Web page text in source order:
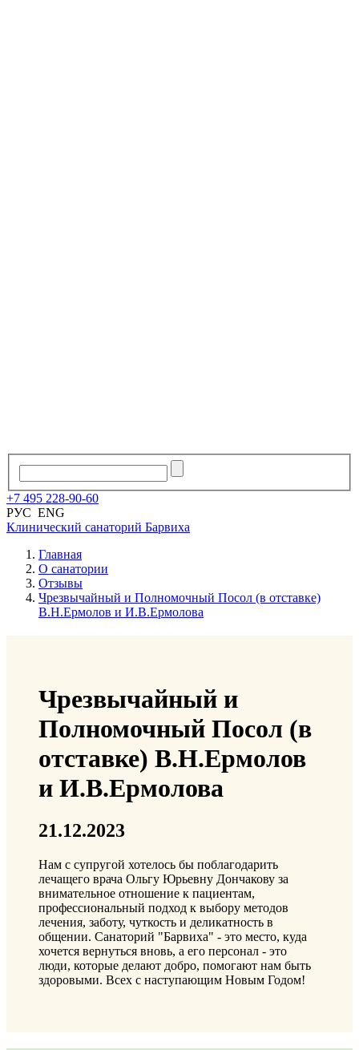
+7 495 228-90-60
РУС ENG
Клинический санаторий Барвиха
Главная
О санатории
Отзывы
Чрезвычайный и Полномочный Посол (в отставке)
В.Н.Ермолов и И.В.Ермолова
Чрезвычайный и
Полномочный Посол (в
отставке) В.Н.Ермолов
и И.В.Ермолова
21.12.2023
Нам с супругой хотелось бы поблагодарить
лечащего врача Ольгу Юрьевну Дончакову за
внимательное отношение к пациентам,
профессиональный подход к выбору методов
лечения, заботу, чуткость и деликатность в
общении. Санаторий "Барвиха" - это место, куда
хочется вернуться вновь, а его персонал - это
люди, которые делают добро, помогают нам быть
здоровыми. Всех с наступающим Новым Годом!